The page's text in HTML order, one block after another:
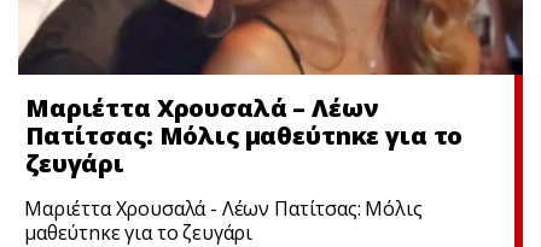
Μαριέττα Χρουσαλά – Λέων
Πατίτσας: Μόλις μαθεύτnκε για το
ζευγάρι
Μαριέττα Χρουσαλά - Λέων Πατίτσας: Μόλις
μαθεύτnκε για το ζευγάρι